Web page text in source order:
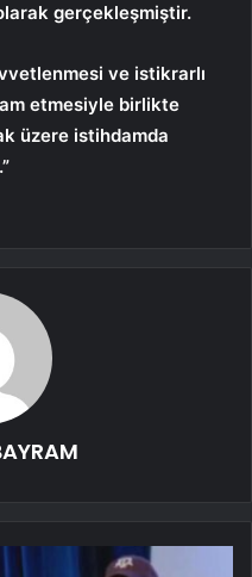
gerçekleşmiştir.
ve istikrarlı
etmesiyle birlikte
üzere istihdamda